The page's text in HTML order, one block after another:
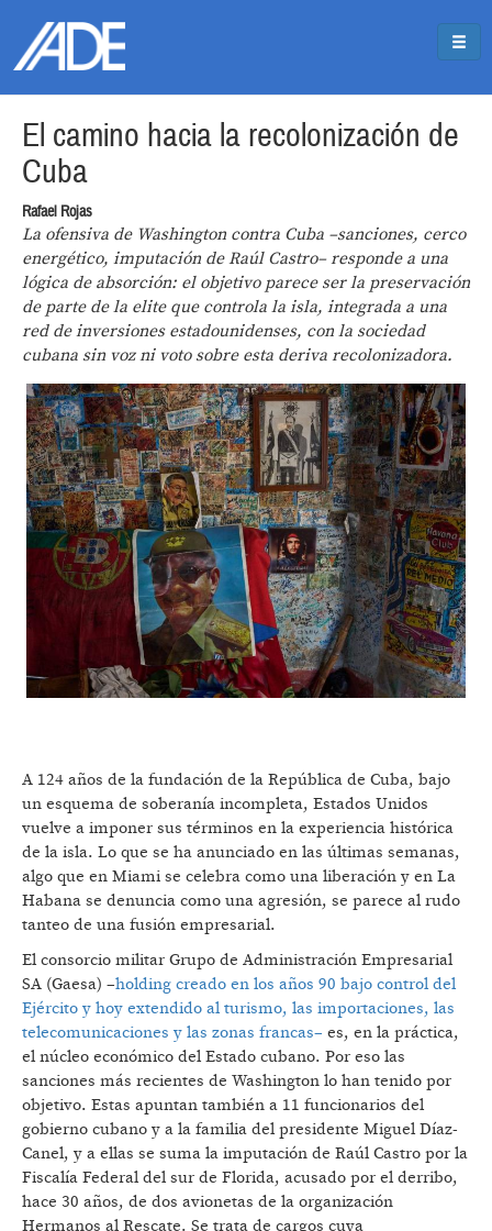
El camino hacia la recolonización de
Cuba
Rafael Rojas
La ofensiva de Washington contra Cuba –sanciones, cerco
energético, imputación de Raúl Castro– responde a una
lógica de absorción: el objetivo parece ser la preservación
de parte de la elite que controla la isla, integrada a una
red de inversiones estadounidenses, con la sociedad
cubana sin voz ni voto sobre esta deriva recolonizadora.
A 124 años de la fundación de la República de Cuba, bajo
un esquema de soberanía incompleta, Estados Unidos
vuelve a imponer sus términos en la experiencia histórica
de la isla. Lo que se ha anunciado en las últimas semanas,
algo que en Miami se celebra como una liberación y en La
Habana se denuncia como una agresión, se parece al rudo
tanteo de una fusión empresarial.
El consorcio militar Grupo de Administración Empresarial
SA (Gaesa) –holding creado en los años 90 bajo control del
Ejército y hoy extendido al turismo, las importaciones, las
telecomunicaciones y las zonas francas– es, en la práctica,
el núcleo económico del Estado cubano. Por eso las
sanciones más recientes de Washington lo han tenido por
objetivo. Estas apuntan también a 11 funcionarios del
gobierno cubano y a la familia del presidente Miguel Díaz-
Canel, y a ellas se suma la imputación de Raúl Castro por la
Fiscalía Federal del sur de Florida, acusado por el derribo,
hace 30 años, de dos avionetas de la organización
Hermanos al Rescate. Se trata de cargos cuya